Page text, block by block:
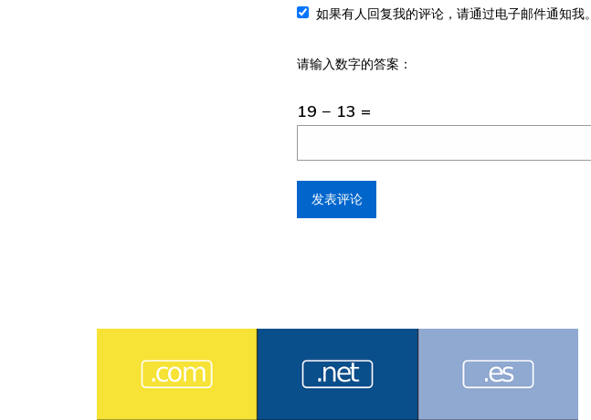
如果有人回复我的评论，请通过电子邮件通知我。
请输入数字的答案：
19 − 13 =